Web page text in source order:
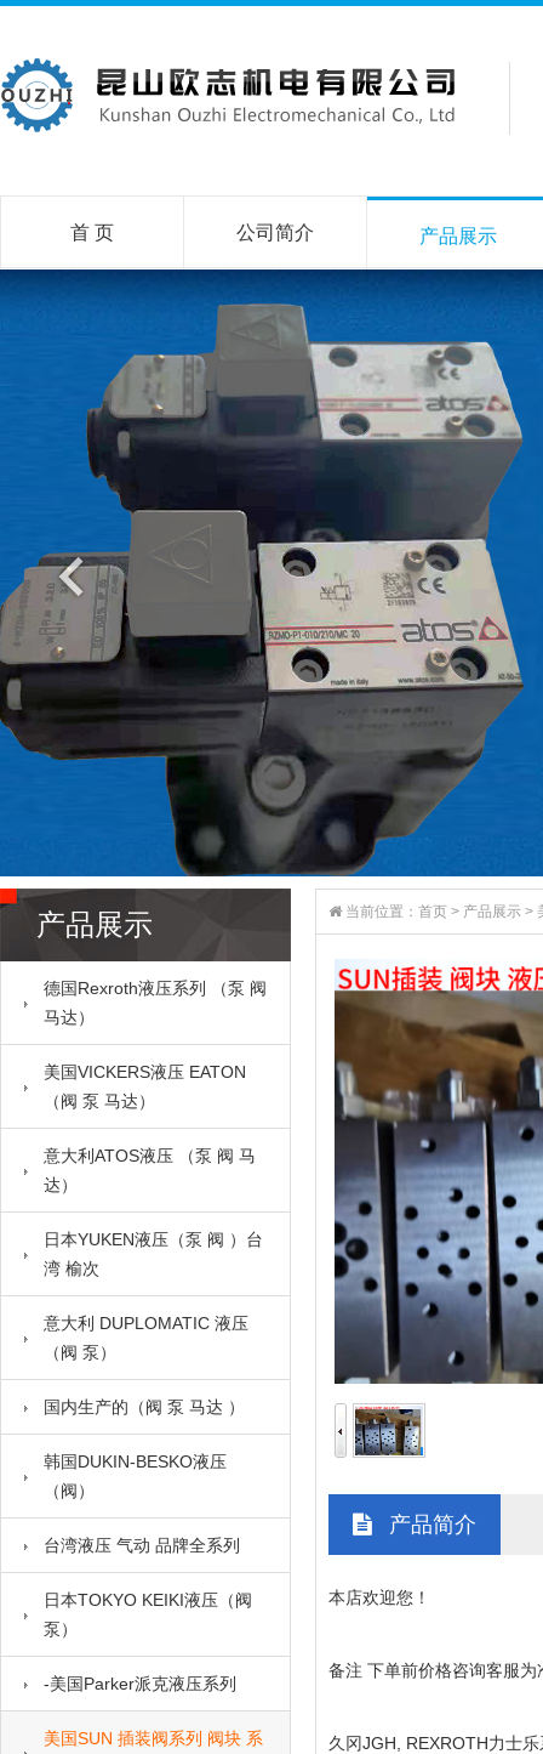
首 页 公司简介 产品展示
产品展示
德国Rexroth液压系列 （泵 阀
马达）
美国VICKERS液压 EATON
（阀 泵 马达）
意大利ATOS液压 （泵 阀 马
达）
日本YUKEN液压（泵 阀 ）台
湾 榆次
意大利 DUPLOMATIC 液压
（阀 泵）
国内生产的（阀 泵 马达 ）
韩国DUKIN-BESKO液压
（阀）
台湾液压 气动 品牌全系列
日本TOKYO KEIKI液压（阀
泵）
-美国Parker派克液压系列
美国SUN 插装阀系列 阀块 系
当前位置： 首页 > 产品展示 >
产品简介
本店欢迎您！
备注 下单前价格咨询客服
久冈JGH, REXROTH力士